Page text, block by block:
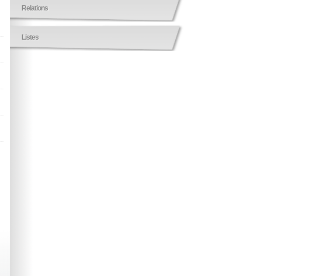
Relations
Listes